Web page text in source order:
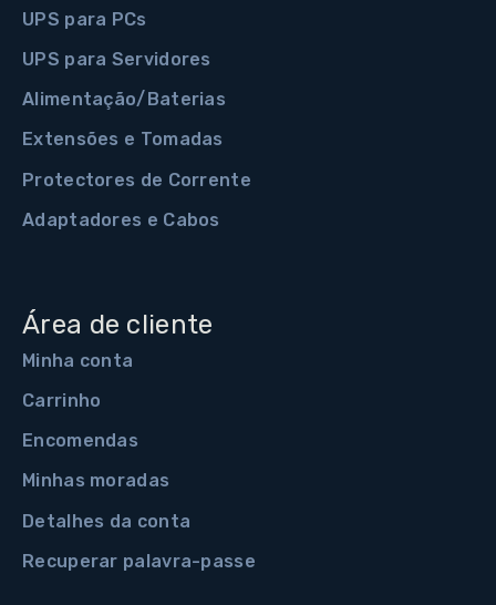
UPS para PCs
UPS para Servidores
Alimentação/Baterias
Extensões e Tomadas
Protectores de Corrente
Adaptadores e Cabos
Área de cliente
Minha conta
Carrinho
Encomendas
Minhas moradas
Detalhes da conta
Recuperar palavra-passe